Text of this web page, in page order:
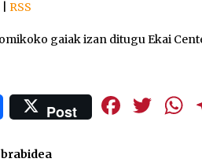
RSS
gaiak izan ditugu Ekai
Post